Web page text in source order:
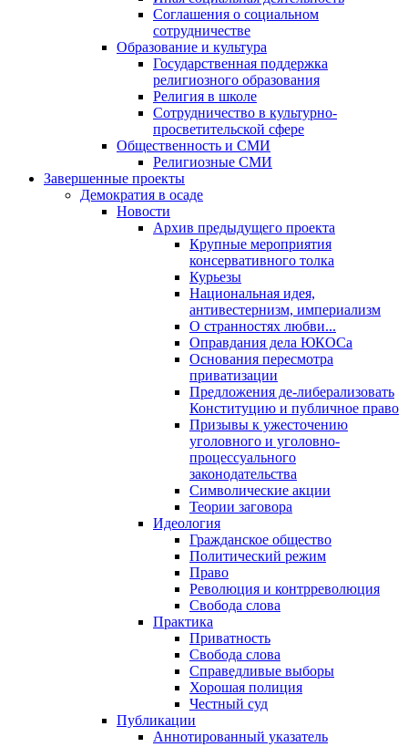
Соглашения о социальном
сотрудничестве
Образование и культура
Государственная поддержка
религиозного образования
Религия в школе
Сотрудничество в культурно-
просветительской сфере
Общественность и СМИ
Религиозные СМИ
Завершенные проекты
Демократия в осаде
Новости
Архив предыдущего проекта
Крупные мероприятия
консервативного толка
Курьезы
Национальная идея,
антивестернизм, империализм
О странностях любви...
Оправдания дела ЮКОСа
Основания пересмотра
приватизации
Предложения де-либерализовать
Конституцию и публичное право
Призывы к ужесточению
уголовного и уголовно-
процессуального
законодательства
Символические акции
Теории заговора
Идеология
Гражданское общество
Политический режим
Право
Революция и контрреволюция
Свобода слова
Практика
Приватность
Свобода слова
Справедливые выборы
Хорошая полиция
Честный суд
Публикации
Аннотированный указатель